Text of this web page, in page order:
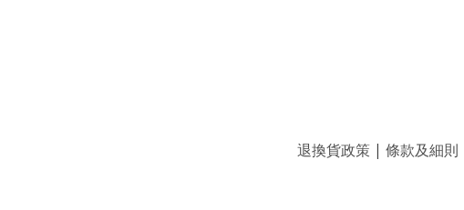
退換貨政策 | 條款及細則